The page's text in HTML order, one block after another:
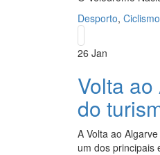
Desporto, Ciclismo
26 Jan
Volta
do
A Volta ao
um dos principais